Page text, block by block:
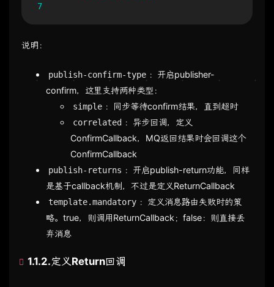
7
说明：
publish-confirm-type ：开启publisher-
confirm，这里支持两种类型：
simple ：同步等待confirm结果，直到超时
correlated ：异步回调，定义
ConfirmCallback，MQ返回结果时会回调这个
ConfirmCallback
publish-returns ：开启publish-return功能，同样
是基于callback机制，不过是定义ReturnCallback
template.mandatory ：定义消息路由失败时的策
略。true，则调用ReturnCallback；false：则直接丢
弃消息
1.1.2.定义Return回调